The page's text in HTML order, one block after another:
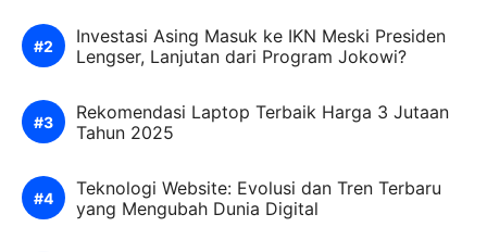
Investasi Asing Masuk ke IKN Meski Presiden
Lengser, Lanjutan dari Program Jokowi?
Rekomendasi Laptop Terbaik Harga 3 Jutaan
Tahun 2025
Teknologi Website: Evolusi dan Tren Terbaru
yang Mengubah Dunia Digital